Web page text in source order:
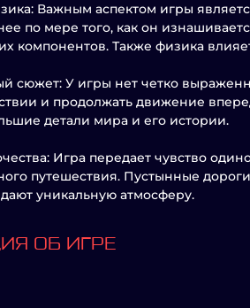
Важным аспектом игры
по мере того, как он
компонентов. Также физика
сюжет: У игры нет четко
и продолжать движение
детали мира и его истории.
Игра передает чувство
путешествия. Пустынные
уникальную атмосферу.
ОБ ИГРЕ